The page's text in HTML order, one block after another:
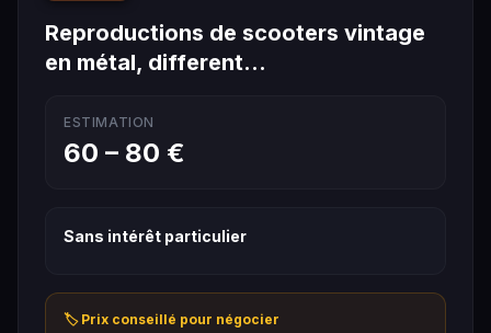
Reproductions de scooters vintage
en métal, different…
ESTIMATION
60 – 80 €
Sans intérêt particulier
🏷️ Prix conseillé pour négocier